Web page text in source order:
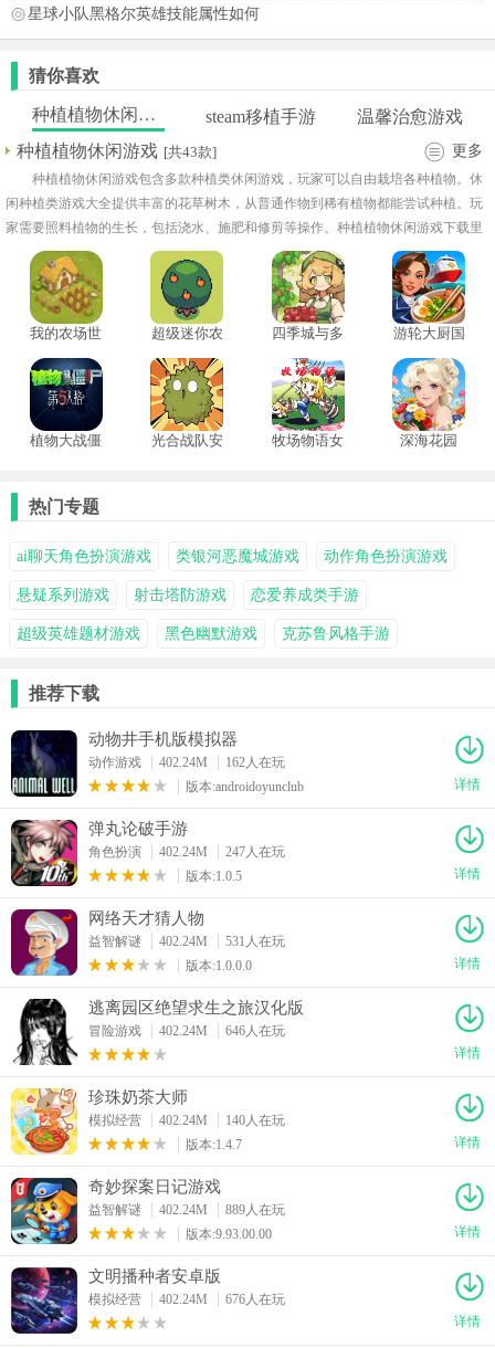
星球小队黑格尔英雄技能属性如何
猜你喜欢
种植植物休闲游戏 steam移植手游
温馨治愈游戏
种植植物休闲游戏 [共43款] 更多
种植植物休闲游戏包含多款种植类休闲游戏，玩家可以自由栽培各种植物。休
闲种植类游戏大全提供丰富的花草树木，从普通作物到稀有植物都能尝试种植。玩
家需要照料植物的生长，包括浇水、施肥和修剪等操作。种植植物休闲游戏下载里
设有多种关卡与季节变化，带来不同的生长环境和挑战！
我的农场世
超级迷你农
四季城与多
游轮大厨国
植物大战僵
光合战队安
牧场物语女
深海花园
热门专题
ai聊天角色扮演游戏 类银河恶魔城游戏 动作角色扮演游戏
悬疑系列游戏 射击塔防游戏 恋爱养成类手游
超级英雄题材游戏 黑色幽默游戏 克苏鲁风格手游
推荐下载
动物井手机版模拟器
动作游戏 402.24M
162人在玩
版本:androidoyunclub
详情
弹丸论破手游
角色扮演 402.24M
247人在玩
版本:1.0.5
详情
网络天才猜人物
益智解谜 402.24M
531人在玩
版本:1.0.0.0
详情
逃离园区绝望求生之旅汉化版
冒险游戏 402.24M
646人在玩
详情
珍珠奶茶大师
模拟经营 402.24M
140人在玩
版本:1.4.7
详情
奇妙探案日记游戏
益智解谜 402.24M
889人在玩
版本:9.93.00.00
详情
文明播种者安卓版
模拟经营 402.24M
676人在玩
详情